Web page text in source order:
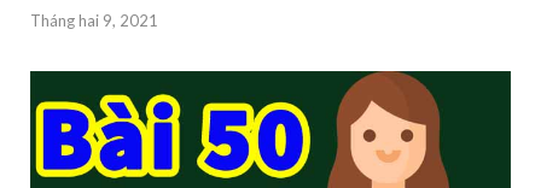
Tháng hai 9, 2021